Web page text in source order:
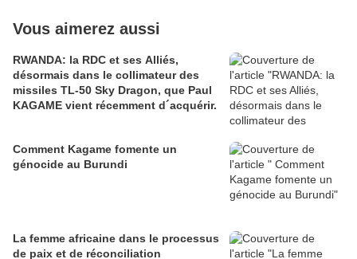
Vous aimerez aussi
RWANDA: la RDC et ses Alliés,
désormais dans le collimateur des
missiles TL-50 Sky Dragon, que Paul
KAGAME vient récemment d´acquérir.
Comment Kagame fomente un
génocide au Burundi
La femme africaine dans le processus
de paix et de réconciliation